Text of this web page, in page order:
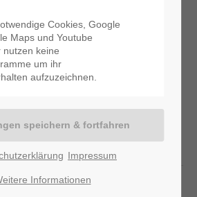
Aktuelles
unserer Praxis
Cookies, Google
Maps und Youtube
nutzen keine
um ihr
aufzuzeichnen.
Impressum
Informationen